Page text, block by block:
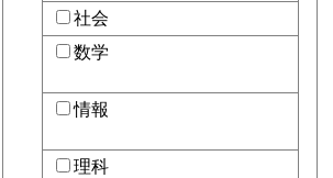
社会
数学
情報
理科